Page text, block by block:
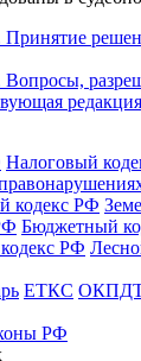
Налоговый
кодекс РФ
Бюджетный
РФ
ЕТКС
РФ